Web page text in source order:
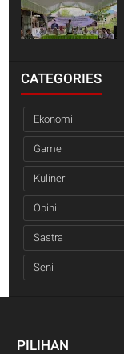
CATEGORIES
Ekonomi
Game
Kuliner
Opini
Sastra
Seni
PILIHAN